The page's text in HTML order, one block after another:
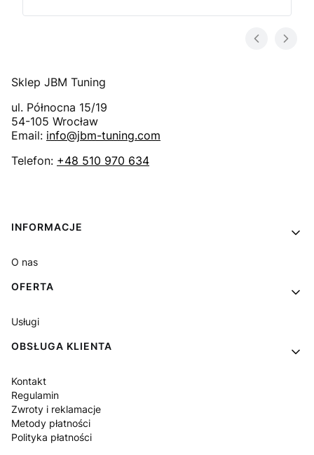
Sklep JBM Tuning
ul. Północna 15/19
54-105 Wrocław
Email: info@jbm-tuning.com
Telefon: +48 510 970 634
Linki w stopce
INFORMACJE
O nas
OFERTA
Usługi
OBSŁUGA KLIENTA
Kontakt
Regulamin
Zwroty i reklamacje
Metody płatności
Polityka płatności